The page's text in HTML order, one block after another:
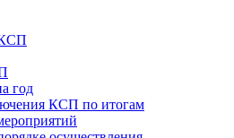
год
КСП по итогам